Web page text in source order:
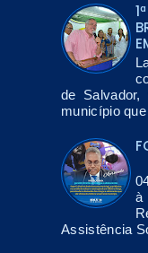
de
município
à
Assistência